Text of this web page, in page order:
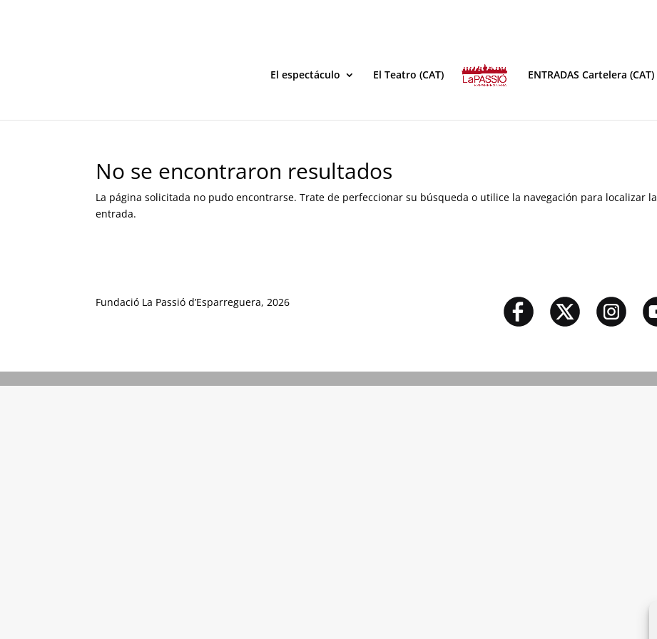
El espectáculo El Teatro (CAT) ENTRADAS Cartelera (CAT)
No se encontraron resultados
La página solicitada no pudo encontrarse. Trate de perfeccionar su búsqueda o utilice la navegación para localizar la
entrada.
Fundació La Passió d’Esparreguera, 2026